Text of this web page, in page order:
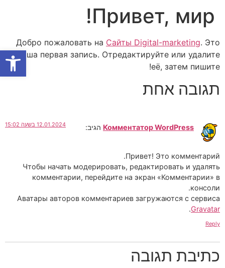
פתח
Привет, мир!
Добро пожаловать на Сайты Digital-marketing. Это
ваша первая запись. Отредактируйте или удалите
её, затем пишите!
תגובה אחת
Комментатор WordPress הגיב: 12.01.2024 בשעה 15:02
Привет! Это комментарий.
Чтобы начать модерировать, редактировать и удалять
комментарии, перейдите на экран «Комментарии» в
консоли.
Аватары авторов комментариев загружаются с сервиса
Gravatar
.
Reply
כתיבת תגובה